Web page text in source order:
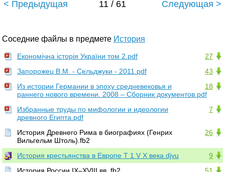
< Предыдущая 11 / 61 Следующая >
Соседние файлы в предмете История
27
Економічна історія України том 2.pdf
43
Запорожец В.М. - Сельджуки - 2011.pdf
18
Из истории Германии в эпоху средневековья и
раннего нового времени. 2008 – Сборник документов.pdf
7
Избранные труды по мифологии и идеологии
древного Египта.pdf
26
История Древнего Рима в биографиях (Генрих
Вильгельм Штоль).fb2
9
История крестьянства в Европе Т 1 V X века.djvu
51
История России IX–XVIII вв..fb2